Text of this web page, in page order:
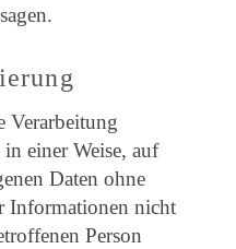
Verarbeitung
einer Weise, auf
Daten ohne
Informationen nicht
Person